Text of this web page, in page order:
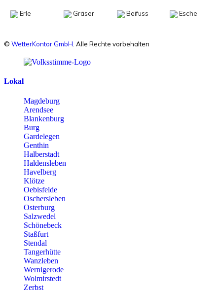
Erle Gräser Beifuss Esche
© WetterKontor GmbH . Alle Rechte vorbehalten
Lokal
Magdeburg
Arendsee
Blankenburg
Burg
Gardelegen
Genthin
Halberstadt
Haldensleben
Havelberg
Klötze
Oebisfelde
Oschersleben
Osterburg
Salzwedel
Schönebeck
Staßfurt
Stendal
Tangerhütte
Wanzleben
Wernigerode
Wolmirstedt
Zerbst